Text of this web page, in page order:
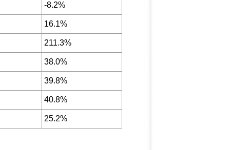
-8.2%
16.1%
211.3%
38.0%
39.8%
40.8%
25.2%